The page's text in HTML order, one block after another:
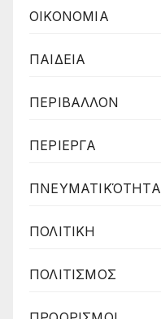
ΟΙΚΟΝΟΜΙΑ
ΠΑΙΔΕΙΑ
ΠΕΡΙΒΑΛΛΟΝ
ΠΕΡΙΕΡΓΑ
ΠΝΕΥΜΑΤΙΚΌΤΗΤΑ
ΠΟΛΙΤΙΚΗ
ΠΟΛΙΤΙΣΜΟΣ